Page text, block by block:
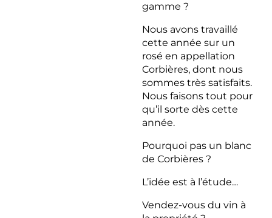
gamme ?
Nous avons travaillé
cette année sur un
rosé en appellation
Corbières, dont nous
sommes très satisfaits.
Nous faisons tout pour
qu’il sorte dès cette
année.
Pourquoi pas un blanc
de Corbières ?
L’idée est à l’étude…
Vendez-vous du vin à